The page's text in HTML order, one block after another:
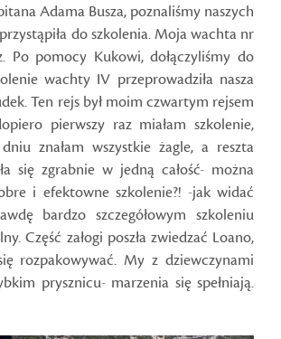
Adama Busza, poznaliśmy naszych
do szkolenia. Moja wachta nr
Po pomocy Kukowi, dołączyliśmy do
wachty IV przeprowadziła nasza
Ten rejs był moim czwartym rejsem
pierwszy raz miałam szkolenie,
znałam wszystkie żagle, a reszta
się zgrabnie w jedną całość- można
i efektowne szkolenie?! -jak widać
bardzo szczegółowym szkoleniu
Część załogi poszła zwiedzać Loano,
rozpakowywać. My z dziewczynami
prysznicu- marzenia się spełniają.